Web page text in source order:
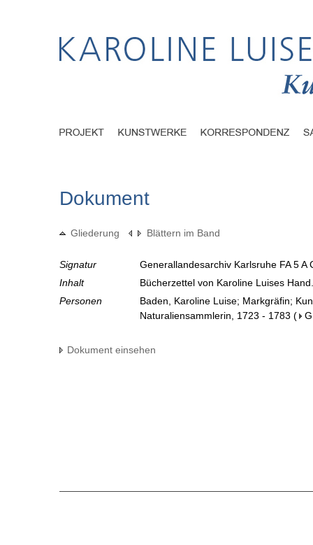
Dokument
Gliederung Blättern im Band
Signatur
Generallandesarchiv Karlsruhe FA 5 A
Inhalt
Bücherzettel von Karoline Luises
Personen
Baden, Karoline Luise; Markgräfin;
Naturaliensammlerin, 1723 - 1783 (
Dokument einsehen